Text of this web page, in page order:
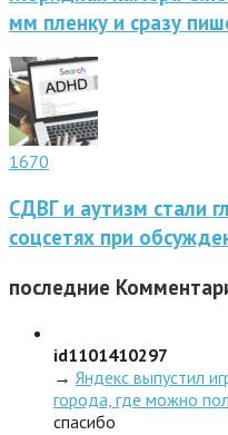
мм пленку и сразу
1670
СДВГ и аутизм стали
соцсетях при
последние
id1101410297
→ Яндекс выпустил
города, где можно
спасибо